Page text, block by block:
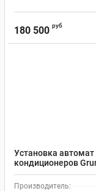
180 500 руб
Установка
кондиционеров
функцией
Производитель: